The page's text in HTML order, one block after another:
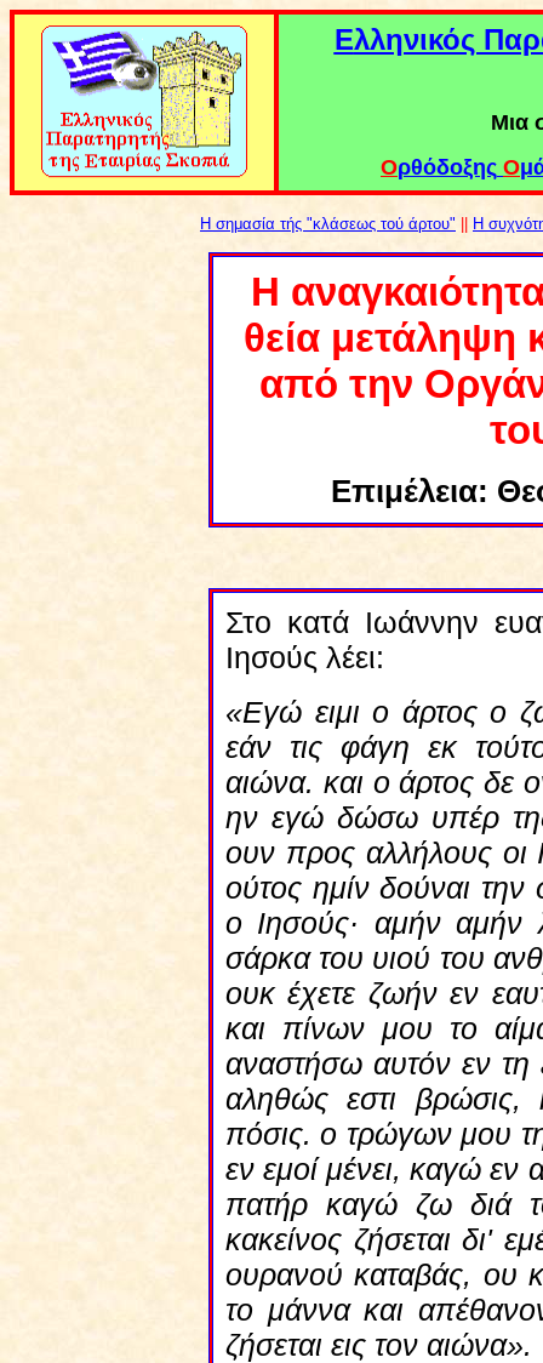
Ελληνικός
Μια
Ορθόδοξης Ο
Η σημασία τής "κλάσεως τού άρτου" Η
Η
θεία μετάληψη
από την
Επιμέλεια:
Στο κατά Ιωάννην
Ιησούς λέει:
«Εγώ ειμι ο άρτος ο
εάν τις φάγη εκ
αιώνα. και ο άρτος δε
ην εγώ δώσω υπέρ
ουν προς αλλήλους οι
ούτος ημίν δούναι την
ο Ιησούς· αμήν αμήν
σάρκα του υιού του
ουκ έχετε ζωήν εν
και πίνων μου το
αναστήσω αυτόν εν
αληθώς εστι βρώσις,
πόσις. ο τρώγων μου
εν εμοί μένει, καγώ
πατήρ καγώ ζω διά
κακείνος ζήσεται δι'
ουρανού καταβάς, ου
το μάννα και
ζήσεται εις τον αιώνα».